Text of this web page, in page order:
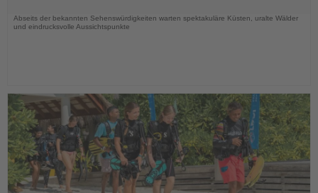
Abseits der bekannten Sehenswürdigkeiten warten spektakuläre Küsten, uralte Wälder
und eindrucksvolle Aussichtspunkte